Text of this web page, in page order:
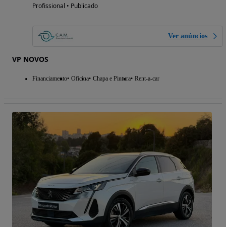
Profissional • Publicado
Ver anúncios
VP NOVOS
Financiamento Oficina Chapa e Pintura Rent-a-car